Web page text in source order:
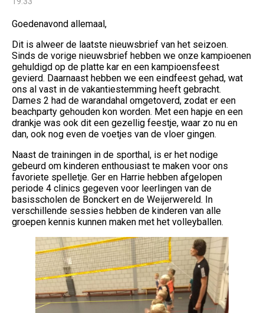
Goedenavond allemaal,
Dit is alweer de laatste nieuwsbrief van het seizoen.
Sinds de vorige nieuwsbrief hebben we onze kampioenen
gehuldigd op de platte kar en een kampioensfeest
gevierd. Daarnaast hebben we een eindfeest gehad, wat
ons al vast in de vakantiestemming heeft gebracht.
Dames 2 had de warandahal omgetoverd, zodat er een
beachparty gehouden kon worden. Met een hapje en een
drankje was ook dit een gezellig feestje, waar zo nu en
dan, ook nog even de voetjes van de vloer gingen.
Naast de trainingen in de sporthal, is er het nodige
gebeurd om kinderen enthousiast te maken voor ons
favoriete spelletje. Ger en Harrie hebben afgelopen
periode 4 clinics gegeven voor leerlingen van de
basisscholen de Bonckert en de Weijerwereld. In
verschillende sessies hebben de kinderen van alle
groepen kennis kunnen maken met het volleyballen.